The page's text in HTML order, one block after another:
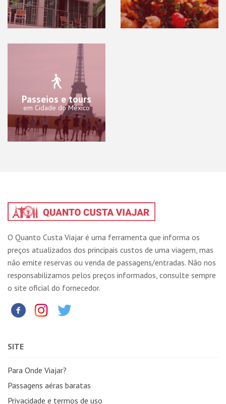
Passeios e tours
em Cidade do México
O Quanto Custa Viajar é uma ferramenta que informa os
preços atualizados dos principais custos de uma viagem, mas
não emite reservas ou venda de passagens/entradas. Não nos
responsabilizamos pelos preços informados, consulte sempre
o site oficial do fornecedor.
SITE
Para Onde Viajar?
Passagens aéras baratas
Privacidade e termos de uso